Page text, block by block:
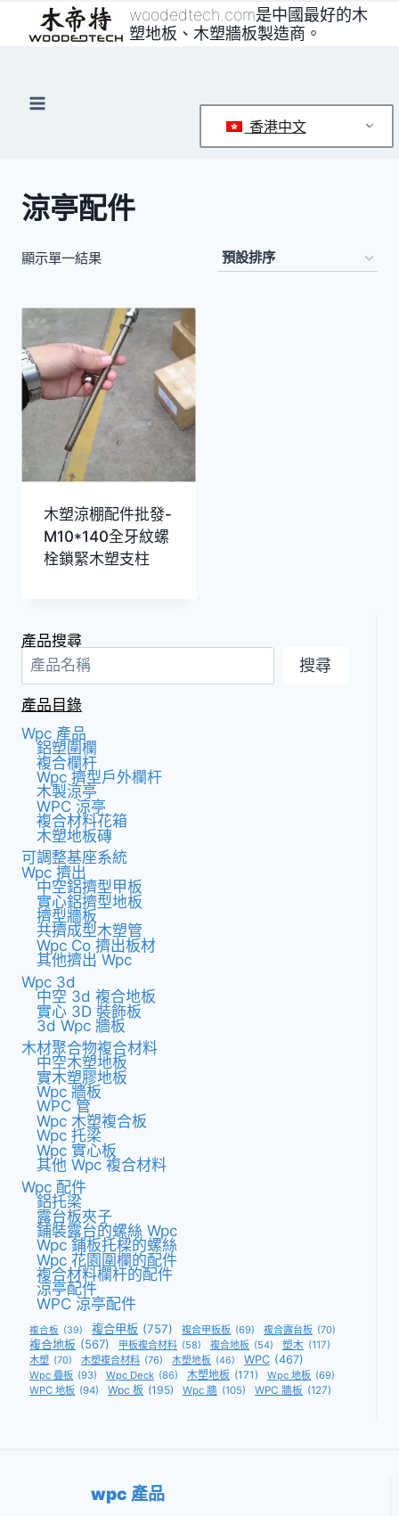
woodedtech.com是中國最好的木
塑地板、木塑牆板製造商。
香港中文
涼亭配件
顯示單一結果
木塑涼棚配件批發-
M10*140全牙紋螺
栓鎖緊木塑支柱
產品搜尋
搜尋
產品目錄
Wpc 產品
鋁塑圍欄
複合欄杆
Wpc 擠型戶外欄杆
木製涼亭
WPC 涼亭
複合材料花箱
木塑地板磚
可調整基座系統
Wpc 擠出
中空鋁擠型甲板
實心鋁擠型地板
擠型牆板
共擠成型木塑管
Wpc Co 擠出板材
其他擠出 Wpc
Wpc 3d
中空 3d 複合地板
實心 3D 裝飾板
3d Wpc 牆板
木材聚合物複合材料
中空木塑地板
實木塑膠地板
Wpc 牆板
WPC 管
Wpc 木塑複合板
Wpc 托梁
Wpc 實心板
其他 Wpc 複合材料
Wpc 配件
鋁托梁
露台板夾子
鋪裝露台的螺絲 Wpc
Wpc 鋪板托樑的螺絲
Wpc 花園圍欄的配件
複合材料欄杆的配件
涼亭配件
WPC 涼亭配件
複合板 (39) 複合甲板 (757) 複合甲板板 (69) 複合露台板 (70)
複合地板 (567) 甲板複合材料 (58) 複合地板 (54) 塑木 (117)
木塑 (70) 木塑複合材料 (76) 木塑地板 (46) WPC (467)
Wpc 疊板 (93) Wpc Deck (86) 木塑地板 (171) Wpc 地板 (69)
WPC 地板 (94) Wpc 板 (195) Wpc 牆 (105) WPC 牆板 (127)
wpc 產品